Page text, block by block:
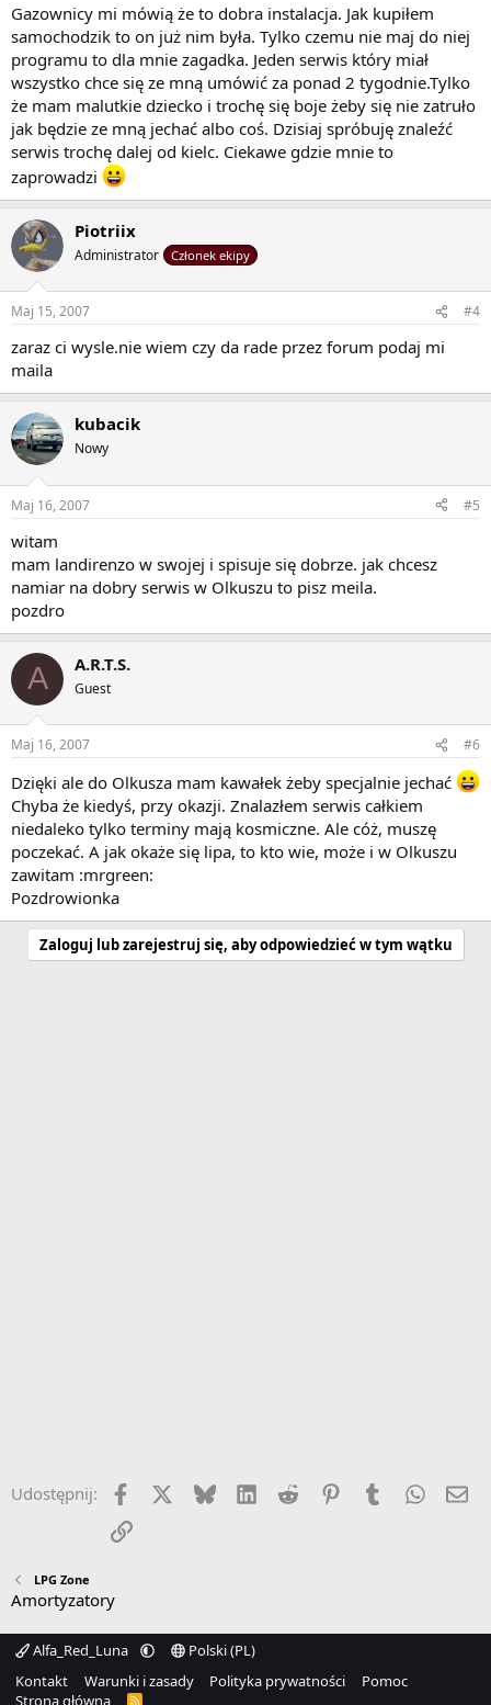
Gazownicy mi mówią że to dobra instalacja. Jak kupiłem
samochodzik to on już nim była. Tylko czemu nie maj do niej
programu to dla mnie zagadka. Jeden serwis który miał
wszystko chce się ze mną umówić za ponad 2 tygodnie.Tylko
że mam malutkie dziecko i trochę się boje żeby się nie zatruło
jak będzie ze mną jechać albo coś. Dzisiaj spróbuję znaleźć
serwis trochę dalej od kielc. Ciekawe gdzie mnie to
zaprowadzi
Piotriix
Administrator Członek ekipy
Maj 15, 2007 #4
zaraz ci wysle.nie wiem czy da rade przez forum podaj mi
maila
kubacik
Nowy
Maj 16, 2007 #5
witam
mam landirenzo w swojej i spisuje się dobrze. jak chcesz
namiar na dobry serwis w Olkuszu to pisz meila.
pozdro
A A.R.T.S.
Guest
Maj 16, 2007 #6
Dzięki ale do Olkusza mam kawałek żeby specjalnie jechać
Chyba że kiedyś, przy okazji. Znalazłem serwis całkiem
niedaleko tylko terminy mają kosmiczne. Ale cóż, muszę
poczekać. A jak okaże się lipa, to kto wie, może i w Olkuszu
zawitam :mrgreen:
Pozdrowionka
Zaloguj lub zarejestruj się, aby odpowiedzieć w tym wątku
Udostępnij: Facebook Bluesky LinkedInReddit PinterestTumblr
Link
LPG Zone
Amortyzatory
Alfa_Red_Luna
Polski (PL)
Kontakt
Warunki i zasady Polityka prywatności
Pomoc
Strona główna
R